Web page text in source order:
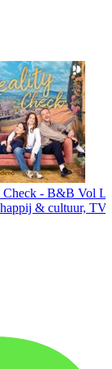
Check - B&B Vol
& cultuur,